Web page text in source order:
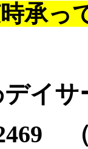
承っ
イサ